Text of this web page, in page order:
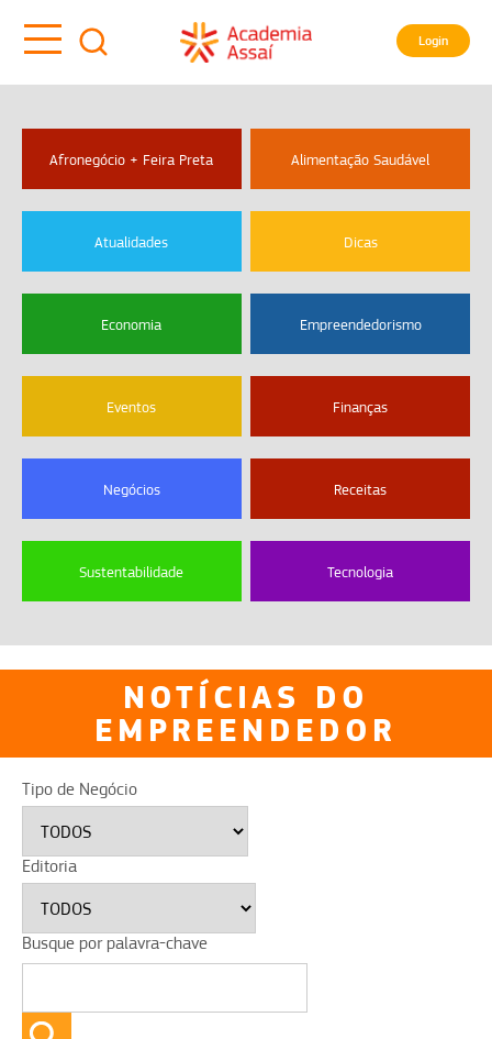
Login
Afronegócio + Feira Preta Alimentação Saudável
Atualidades Dicas
Economia Empreendedorismo
Eventos Finanças
Negócios Receitas
Sustentabilidade Tecnologia
NOTÍCIAS DO
EMPREENDEDOR
Tipo de Negócio
Editoria
Busque por palavra-chave